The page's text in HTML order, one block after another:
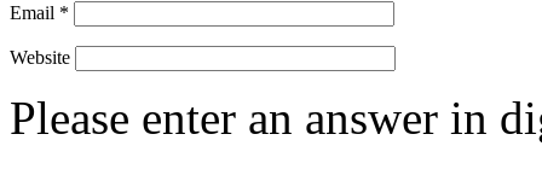
Email *
Website
Please enter an answer in